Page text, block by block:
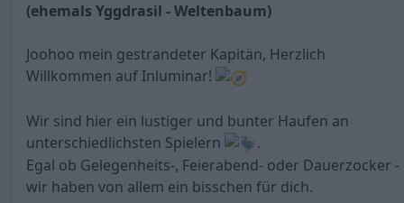
(ehemals Yggdrasil - Weltenbaum)
Joohoo mein gestrandeter Kapitän, Herzlich
Willkommen auf Inluminar!
Wir sind hier ein lustiger und bunter Haufen an
unterschiedlichsten Spielern
.
Egal ob Gelegenheits-, Feierabend- oder Dauerzocker -
wir haben von allem ein bisschen für dich.